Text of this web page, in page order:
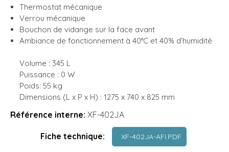
Thermostat mécanique
Verrou mécanique
Bouchon de vidange sur la face avant
Ambiance de fonctionnement à 40°C et 40% d’humidité
Volume : 345 L
Puissance : 0 W
Poids: 55 kg
Dimensions (L x P x H) : 1275 x 740 x 825 mm
Référence interne: XF-402JA
Fiche technique: XF-402JA-AFI.PDF